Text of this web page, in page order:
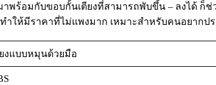
พร้อมกับขอบกั้นเตียงที่สามารถพับขึ้น – ลงได้ ก็
ำให้มีราคาที่ไม่แพงมาก เหมาะสำหรับคนอยากป
ยงแบบหมุนด้วยมือ